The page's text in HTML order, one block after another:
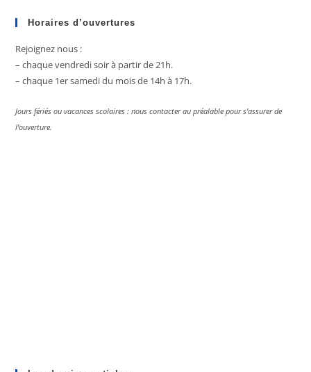
Horaires d’ouvertures
Rejoignez nous :
– chaque vendredi soir à partir de 21h.
– chaque 1er samedi du mois de 14h à 17h.
Jours fériés ou vacances scolaires : nous contacter au préalable pour s’assurer de
l’ouverture.